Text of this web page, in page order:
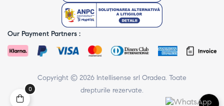
Our Payment Partners :
Copyright © 2026 Intellisense srl Oradea. Toate
drepturile rezervate.
0